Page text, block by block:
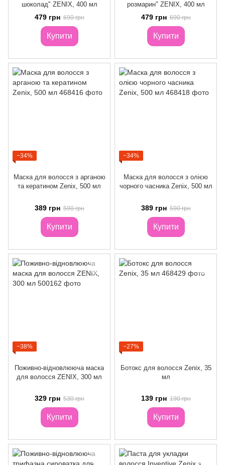
шоколад" ZENIX, 400 мл
479 грн 690 грн
Купити
розмарин" ZENIX, 400 мл
479 грн 690 грн
Купити
−34%
Маска для волосся з арганою
та кератином Zenix, 500 мл
389 грн 590 грн
Купити
−34%
Маска для волосся з олією
чорного часника Zenix, 500 мл
389 грн 590 грн
Купити
−38%
Поживно-відновлююча маска
для волосся ZENIX, 300 мл
329 грн 530 грн
Купити
−27%
Ботокс для волосся Zenix, 35
мл
139 грн 190 грн
Купити